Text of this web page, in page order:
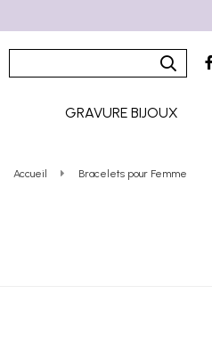
GRAVURE BIJOUX
Accueil Bracelets pour Femme